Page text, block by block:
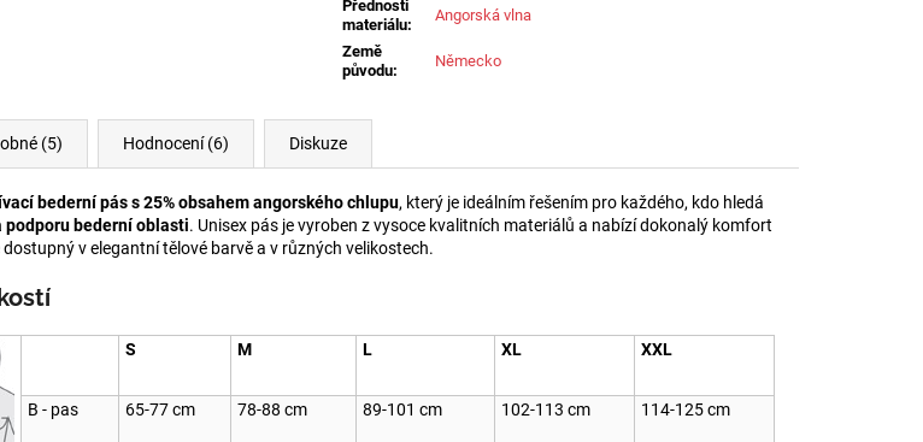
Přednosti
materiálu:
Angorská vlna
Země
původu:
Německo
(5) Hodnocení (6) Diskuze
bederní pás s 25% obsahem angorského chlupu, který je ideálním řešením pro každého, kdo hledá
podporu bederní oblasti. Unisex pás je vyroben z vysoce kvalitních materiálů a nabízí dokonalý komfort
dostupný v elegantní tělové barvě a v různých velikostech.
S M L XL XXL
B - pas 65-77 cm 78-88 cm 89-101 cm 102-113 cm 114-125 cm